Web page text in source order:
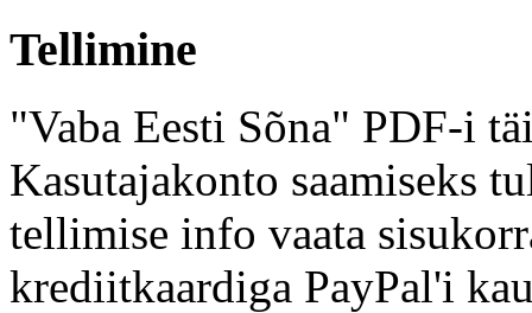
Tellimine
"Vaba Eesti Sõna" PDF-i
Kasutajakonto saamiseks
tellimise info vaata
krediitkaardiga PayPal'i